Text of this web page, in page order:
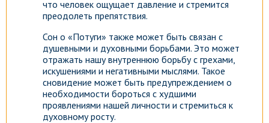
что человек ощущает давление и стремится
преодолеть препятствия.
Сон о «Потуги» также может быть связан с
душевными и духовными борьбами. Это может
отражать нашу внутреннюю борьбу с грехами,
искушениями и негативными мыслями. Такое
сновидение может быть предупреждением о
необходимости бороться с худшими
проявлениями нашей личности и стремиться к
духовному росту.